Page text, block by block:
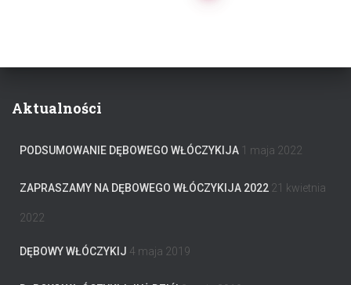
Aktualności
PODSUMOWANIE DĘBOWEGO WŁÓCZYKIJA 1 maja 2022
ZAPRASZAMY NA DĘBOWEGO WŁÓCZYKIJA 2022 21 kwietnia
2022
DĘBOWY WŁÓCZYKIJ 4 maja 2019